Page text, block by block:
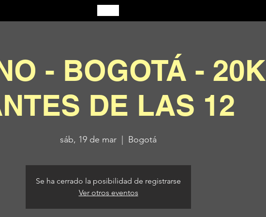
- BOGOTÁ - 20K
DE LAS 12
sáb, 19 de mar Bogotá
Se ha cerrado la posibilidad de registrarse
Ver otros eventos